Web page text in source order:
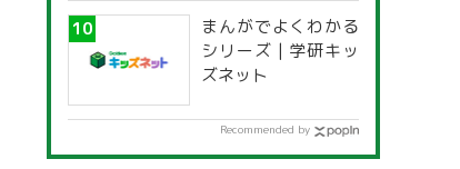
まんがでよくわかる
シリーズ | 学研キッ
ズネット
Recommended by